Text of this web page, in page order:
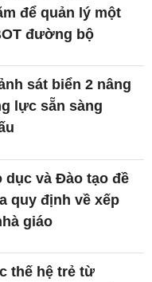
để quản lý một
đường bộ
sát biển 2 nâng
lực sẵn sàng
dục và Đào tạo đề
quy định về xếp
giáo
thế hệ trẻ từ